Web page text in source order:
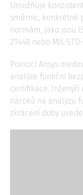
Umožňuje
směrnic, konkrétně
normám, jako jsou
21448 nebo MIL-
Pomocí Ansys
analýze funkční
certifikace. Inženýři
nároků na analýzu
zkrácení doby